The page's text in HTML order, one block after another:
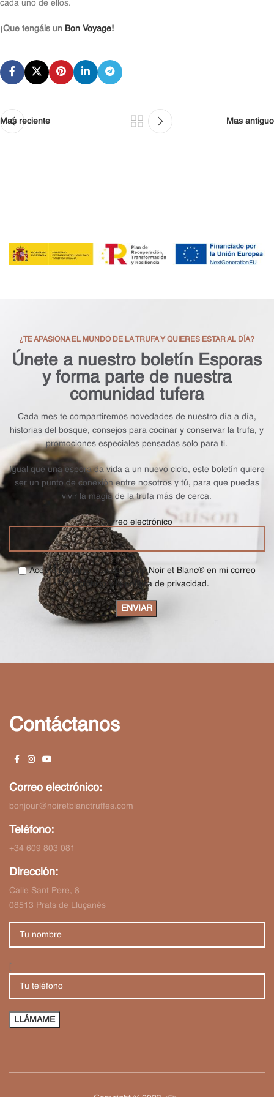
cada uno de ellos.
¡Que tengáis un Bon Voyage!
Mas reciente Mas antiguo
¿TE APASIONA EL MUNDO DE LA TRUFA Y QUIERES ESTAR AL DÍA?
Únete a nuestro boletín Esporas
y forma parte de nuestra
comunidad tufera
Cada mes te compartiremos novedades de nuestro día a día,
historias del bosque, consejos para cocinar y conservar la trufa, y
promociones especiales pensadas solo para ti.
Igual que una espora da vida a un nuevo ciclo, este boletín quiere
ser un punto de conexión entre nosotros y tú, para que puedas
vivir la magia de la trufa más de cerca.
Correo electrónico
Acepto recibir la newsletter de Noir et Blanc® en mi correo
electrónico y la política de privacidad.
Contáctanos
Correo electrónico:
bonjour@noiretblanctruffes.com
Teléfono:
+34 609 803 081
Dirección:
Calle Sant Pere, 8
08513 Prats de Lluçanès
[